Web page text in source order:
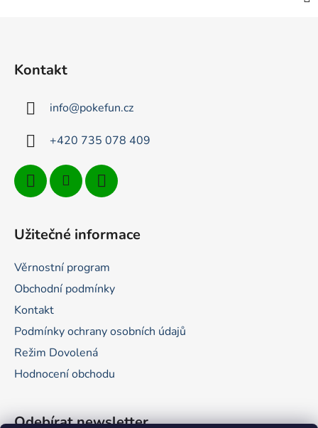
Kontakt
info@pokefun.cz
+420 735 078 409
Užitečné informace
Věrnostní program
Obchodní podmínky
Kontakt
Podmínky ochrany osobních údajů
Režim Dovolená
Hodnocení obchodu
Odebírat newsletter